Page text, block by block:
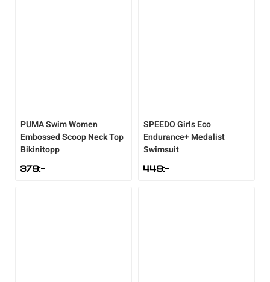
PUMASwim Women
Embossed Scoop Neck Top
Bikinitopp
379:-
SPEEDOGirls Eco
Endurance+ Medalist
Swimsuit
449:-